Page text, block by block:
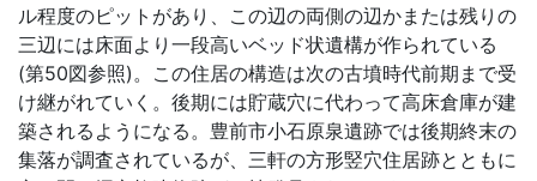
ル程度のピットがあり、この辺の両側の辺かまたは残りの
三辺には床面より一段高いベッド状遺構が作られている
(第50図参照)。この住居の構造は次の古墳時代前期まで受
け継がれていく。後期には貯蔵穴に代わって高床倉庫が建
築されるようになる。豊前市小石原泉遺跡では後期終末の
集落が調査されているが、三軒の方形竪穴住居跡とともに